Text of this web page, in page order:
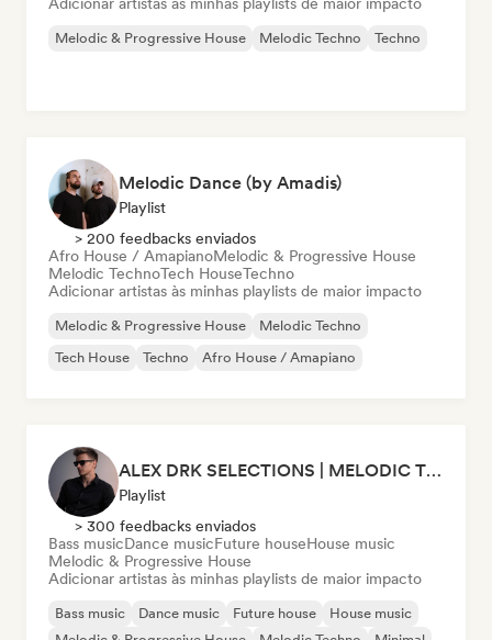
Melodic & Progressive House Melodic Techno Techno
Melodic Dance (by Amadis)
Playlist
> 200 feedbacks enviados
Afro House / AmapianoMelodic & Progressive House
Melodic TechnoTech HouseTechno
Adicionar artistas às minhas playlists de maior impacto
Melodic & Progressive House
Melodic Techno
Tech House
Techno Afro House / Amapiano
ALEX DRK SELECTIONS | MELODIC TECHNO | TECH HOUSE | BASS HOUSE
Playlist
> 300 feedbacks enviados
Bass musicDance musicFuture houseHouse music
Melodic & Progressive House
Adicionar artistas às minhas playlists de maior impacto
Bass music Dance music Future house
House music